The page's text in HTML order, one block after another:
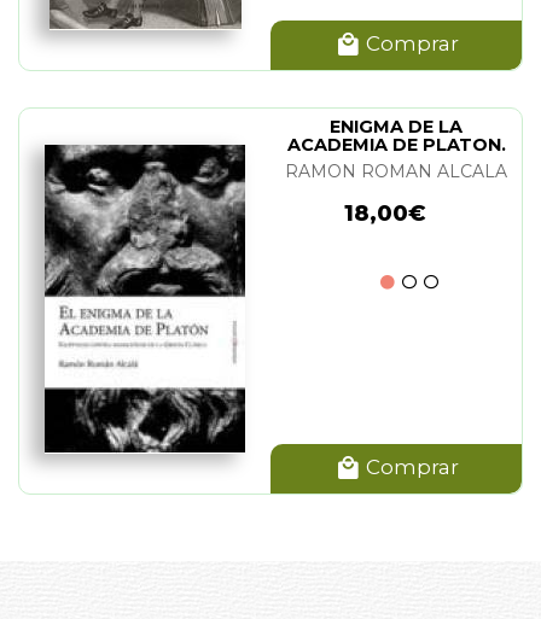
Comprar
ENIGMA DE LA
ACADEMIA DE PLATON.
EL
RAMON ROMAN ALCALA
18,00€
Comprar